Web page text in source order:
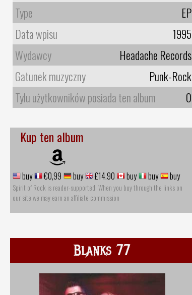
Type
EP
Data wpisu
1995
Wydawcy
Headache Records
Gatunek muzyczny
Punk-Rock
Tylu użytkowników posiada ten album
0
Kup ten album
buy €0,99 buy £14.90 buy buy buy
Spirit of Rock is reader-supported. When you buy through the links on
our site we may earn an affiliate commission
Blanks 77